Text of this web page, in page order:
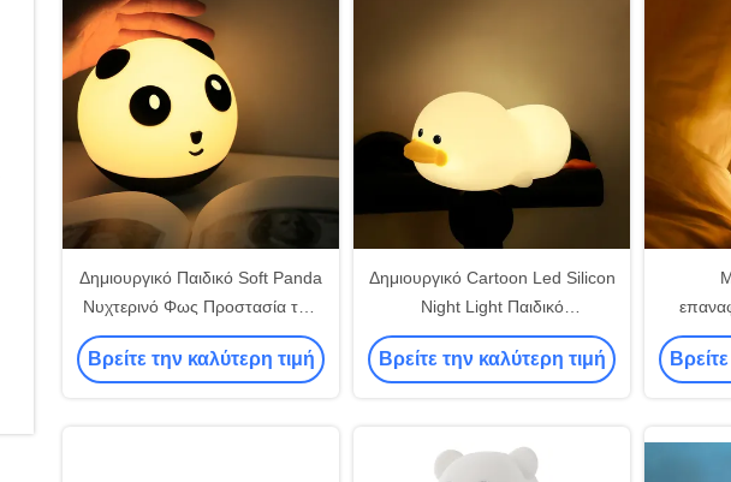
Δημιουργικό Παιδικό Soft Panda
Νυχτερινό Φως Προστασία των
ματιών Κοιμιστήριο Σιλικόνιο
LED Δισκολόπιδο
Βρείτε την καλύτερη τιμή
Δημιουργικό Cartoon Led Silicon
Night Light Παιδικό
υπνοδωμάτιο Πλαίσιο φωτισμού
USB φόρτιση
Βρείτε την καλύτερη τιμή
Touch